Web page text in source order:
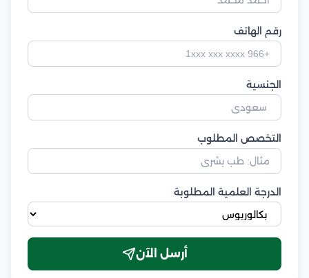
رقم الهاتف
الجنسية
التخصص المطلوب
الدرجة العلمية المطلوبة
أرسل الآن